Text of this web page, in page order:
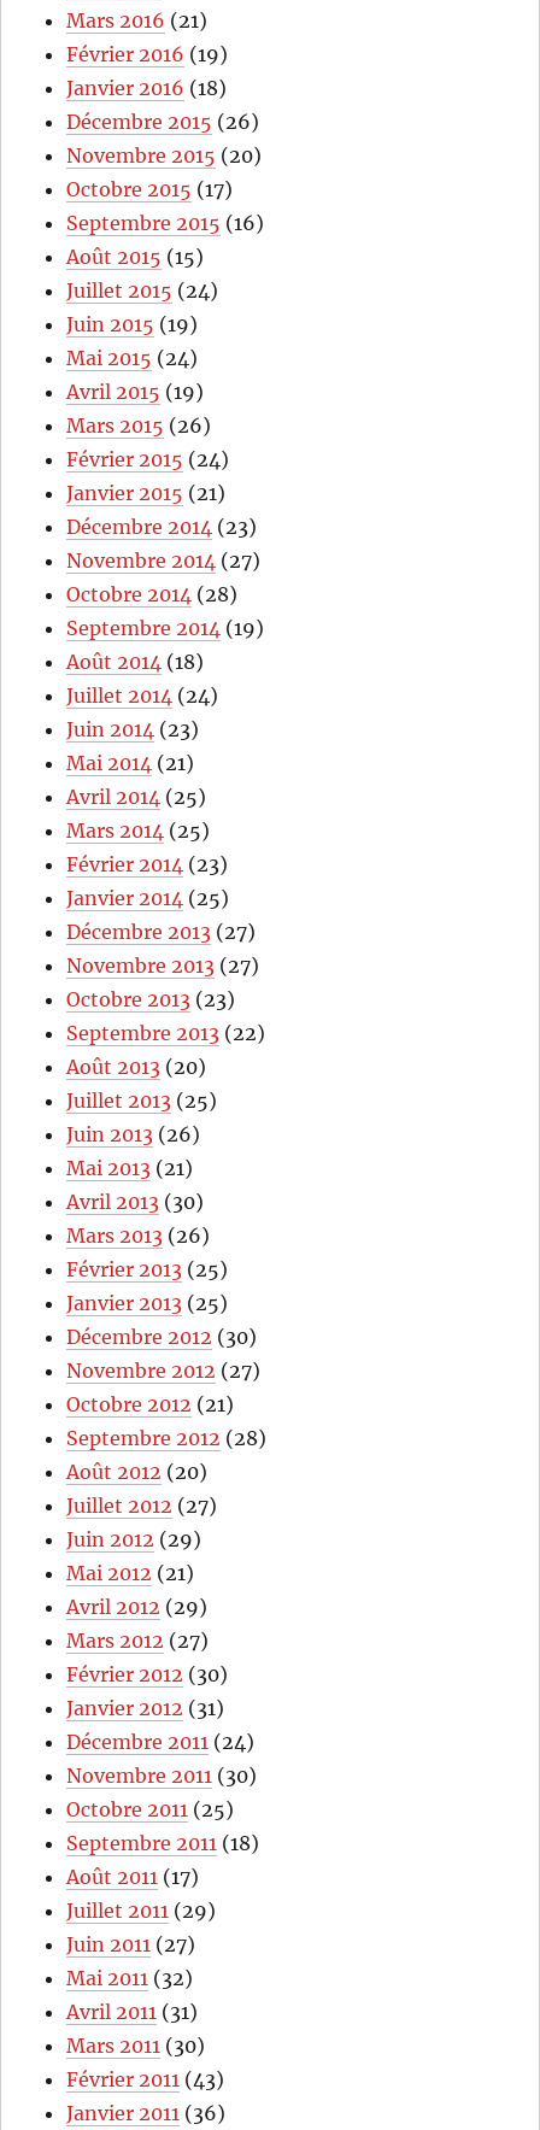
Mars 2016 (21)
Février 2016 (19)
Janvier 2016 (18)
Décembre 2015 (26)
Novembre 2015 (20)
Octobre 2015 (17)
Septembre 2015 (16)
Août 2015 (15)
Juillet 2015 (24)
Juin 2015 (19)
Mai 2015 (24)
Avril 2015 (19)
Mars 2015 (26)
Février 2015 (24)
Janvier 2015 (21)
Décembre 2014 (23)
Novembre 2014 (27)
Octobre 2014 (28)
Septembre 2014 (19)
Août 2014 (18)
Juillet 2014 (24)
Juin 2014 (23)
Mai 2014 (21)
Avril 2014 (25)
Mars 2014 (25)
Février 2014 (23)
Janvier 2014 (25)
Décembre 2013 (27)
Novembre 2013 (27)
Octobre 2013 (23)
Septembre 2013 (22)
Août 2013 (20)
Juillet 2013 (25)
Juin 2013 (26)
Mai 2013 (21)
Avril 2013 (30)
Mars 2013 (26)
Février 2013 (25)
Janvier 2013 (25)
Décembre 2012 (30)
Novembre 2012 (27)
Octobre 2012 (21)
Septembre 2012 (28)
Août 2012 (20)
Juillet 2012 (27)
Juin 2012 (29)
Mai 2012 (21)
Avril 2012 (29)
Mars 2012 (27)
Février 2012 (30)
Janvier 2012 (31)
Décembre 2011 (24)
Novembre 2011 (30)
Octobre 2011 (25)
Septembre 2011 (18)
Août 2011 (17)
Juillet 2011 (29)
Juin 2011 (27)
Mai 2011 (32)
Avril 2011 (31)
Mars 2011 (30)
Février 2011 (43)
Janvier 2011 (36)